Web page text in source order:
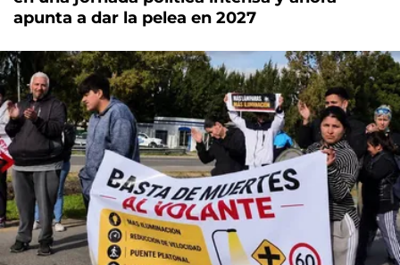
apunta a dar la pelea en 2027